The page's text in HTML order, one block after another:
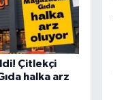
Çitlekçi
halka arz